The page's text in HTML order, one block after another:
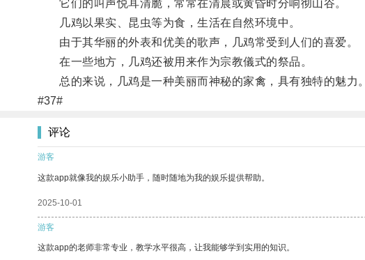
它们的叫声悦耳清脆，常常在清晨或黄昏时分响彻山谷。
几鸡以果实、昆虫等为食，生活在自然环境中。
由于其华丽的外表和优美的歌声，几鸡常受到人们的喜爱。
在一些地方，几鸡还被用来作为宗教儀式的祭品。
总的来说，几鸡是一种美丽而神秘的家禽，具有独特的魅力。
#37#
评论
游客
这款app就像我的娱乐小助手，随时随地为我的娱乐提供帮助。
2025-10-01
游客
这款app的老师非常专业，教学水平很高，让我能够学到实用的知识。